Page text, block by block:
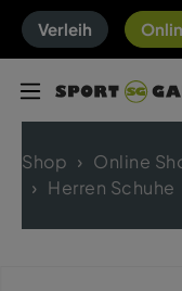
Verleih
Shop Online
Herren Schuhe